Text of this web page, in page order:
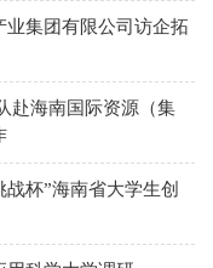
集团有限公司访企拓
赴海南国际资源（集
杯”海南省大学生创